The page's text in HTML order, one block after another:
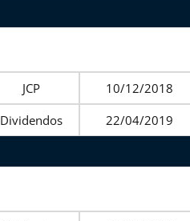
JCP
10/12/2018
Dividendos
22/04/2019